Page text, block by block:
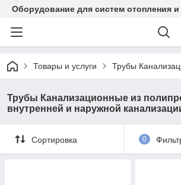
Оборудование для систем отопления
Товары и услуги Трубы
Трубы Канализационные из
внутренней и наружной
Сортировка 0